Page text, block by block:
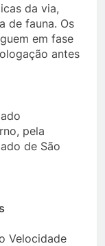
da via,
de fauna. Os
em fase
antes
pela
de São
Velocidade